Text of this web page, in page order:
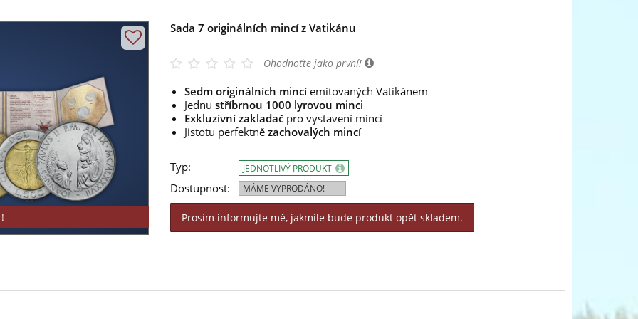
Sada 7 originálních mincí z Vatikánu
Ohodnoťte jako první!
Sedm originálních mincíemitovaných Vatikánem
Jednu stříbrnou 1000 lyrovou minci
Exkluzívní zakladač pro vystavení mincí
Jistotu perfektně zachovalých mincí
Typ:
Dostupnost:
JEDNOTLIVÝ PRODUKT
MÁME VYPRODÁNO!
Prosím informujte mě, jakmile bude produkt opět skladem.